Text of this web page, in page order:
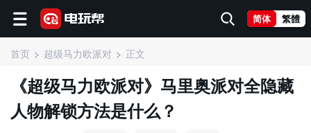
简体 繁體
首页 超级马力欧派对 正文
《超级马力欧派对》马里奥派对全隐藏
人物解锁方法是什么？